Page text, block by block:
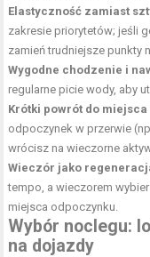
Elastyczność zamiast
zakresie priorytetów; jeśli
zamień trudniejsze punkty
Wygodne chodzenie i
regularne picie wody, aby
Krótki powrót do
odpoczynek w przerwie
wrócisz na wieczorne
Wieczór jako
tempo, a wieczorem
miejsca odpoczynku.
Wybór noclegu:
na dojazdy